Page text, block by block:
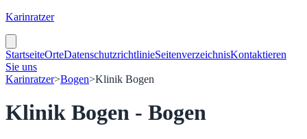
Karinratzer
StartseiteOrteDatenschutzrichtlinieSeitenverzeichnisKontaktieren
Sie uns
Karinratzer>Bogen>Klinik Bogen
Klinik Bogen - Bogen